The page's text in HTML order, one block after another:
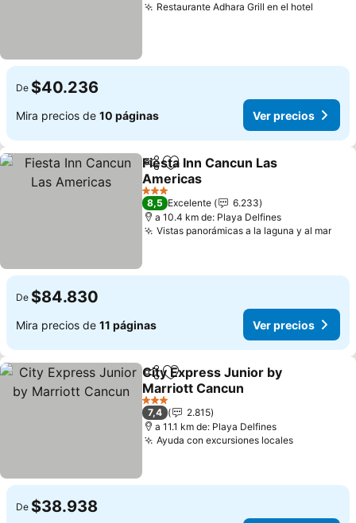
Restaurante Adhara Grill en el hotel
De $40.236
Mira precios de 10 páginas Ver precios
CompartirAgregar a favoritos
Fiesta Inn Cancun Las
Americas
Ver precios
3 Estrellas
8,5 Excelente
6.233
a 10.4 km de: Playa Delfines
Vistas panorámicas a la laguna y al marVer
De $84.830
Mira precios de 11 páginas Ver precios
CompartirAgregar a favoritos
City Express Junior by
Marriott Cancun
Ver precios
3 Estrellas
7,4
2.815
a 11.1 km de: Playa Delfines
Ayuda con excursiones localesVer
De $38.938